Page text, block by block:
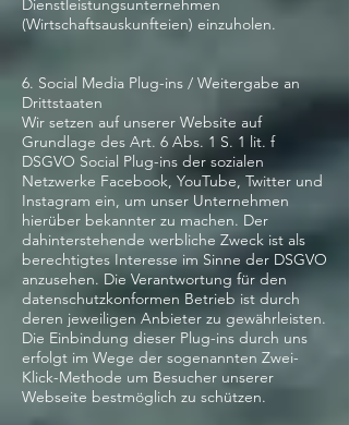
Dienstleistungsunternehmen
(Wirtschaftsauskunfteien) einzuholen.
6. Social Media Plug-ins / Weitergabe an
Drittstaaten
Wir setzen auf unserer Website auf
Grundlage des Art. 6 Abs. 1 S. 1 lit. f
DSGVO Social Plug-ins der sozialen
Netzwerke Facebook, YouTube, Twitter und
Instagram ein, um unser Unternehmen
hierüber bekannter zu machen. Der
dahinterstehende werbliche Zweck ist als
berechtigtes Interesse im Sinne der DSGVO
anzusehen. Die Verantwortung für den
datenschutzkonformen Betrieb ist durch
deren jeweiligen Anbieter zu gewährleisten.
Die Einbindung dieser Plug-ins durch uns
erfolgt im Wege der sogenannten Zwei-
Klick-Methode um Besucher unserer
Webseite bestmöglich zu schützen.